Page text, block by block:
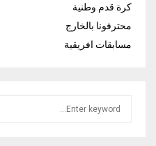
كرة قدم وطنية
محترفونا بالخارج
مسابقات افريقية